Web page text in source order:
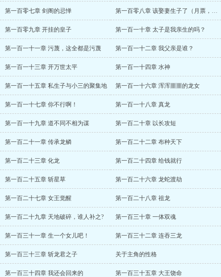
第一百零七章 剑阁的忌惮 第一百零八章 该娶妻生子了（月票，订阅）
第一百零九章 开挂的皇子 第一百一十章 太子是我亲生的吗？
第一百一十一章 污蔑，这全都是污蔑 第一百一十二章 我父亲是谁？
第一百一十三章 开万世太平 第一百一十四章 水神
第一百一十五章 私生子与小三的聚集地 第一百一十六章 浑浑噩噩的龙女
第一百一十七章 你不行啊！ 第一百一十八章 真龙
第一百一十九章 道不同不相为谋 第一百二十章 以长攻短
第一百二十一章 传承龙鳞 第一百二十二章 布种天下
第一百二十三章 化龙 第一百二十四章 给钱就行
第一百二十五章 斩星草 第一百二十六章 龙蛇渡劫
第一百二十七章 女王觉醒 第一百二十八章 祖龙
第一百二十九章 天地破碎，谁人补之? 第一百三十章 一体双魂
第一百三十一章 生一个女儿吧！ 第一百三十二章 连吞三龙
第一百三十三章 斩龙君之子 关于主角的性格
第一百三十四章 我还会回来的 第一百三十五章 大王饶命